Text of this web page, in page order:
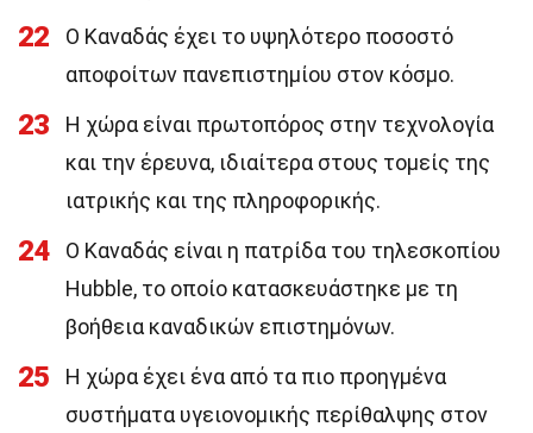
22
Ο Καναδάς έχει το υψηλότερο ποσοστό
αποφοίτων πανεπιστημίου στον κόσμο.
23
Η χώρα είναι πρωτοπόρος στην τεχνολογία
και την έρευνα, ιδιαίτερα στους τομείς της
ιατρικής και της πληροφορικής.
24
Ο Καναδάς είναι η πατρίδα του τηλεσκοπίου
Hubble, το οποίο κατασκευάστηκε με τη
βοήθεια καναδικών επιστημόνων.
25
Η χώρα έχει ένα από τα πιο προηγμένα
συστήματα υγειονομικής περίθαλψης στον